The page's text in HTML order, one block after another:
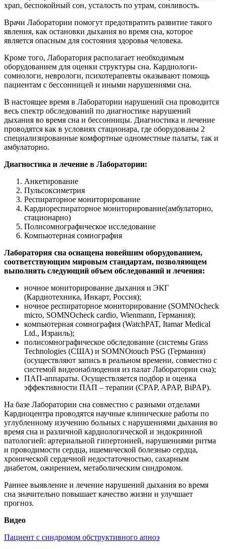
храп, беспокойный сон, усталость по утрам, сонливость.
Врачи Лаборатории помогут предотвратить развитие такого
явления, как остановки дыхания во время сна, которое
является опасным для состояния здоровья человека.
Кроме того, Лаборатория располагает необходимым
оборудованием для оценки структуры сна. Кардиологи-
сомнологи, неврологи, психотерапевты оказывают помощь
пациентам с бессонницей и иными нарушениями сна.
В настоящее время в Лаборатории нарушений сна проводится
весь спектр обследований по диагностике нарушений
дыхания во время сна и бессонницы. Диагностика и лечение
проводятся как в условиях стационара, где оборудованы 2
специализированные комфортные одноместные палаты, так и
амбулаторно.
Диагностика и лечение в Лаборатории:
Анкетирование
Пульсоксиметрия
Респираторное мониторирование
Кардиореспираторное мониторирование(амбулаторно,
стационарно)
Полисомнографическое исследование
Компьютерная сомнография
Лаборатория сна оснащена новейшим оборудованием,
соответствующим мировым стандартам, позволяющем
выполнять следующий объем обследований и лечения:
ночное мониторирование дыхания и ЭКГ
(Кардиотехника, Инкарт, Россия);
ночное респираторное мониторирование (SOMNOcheck
micro, SOMNOcheck cardio, Wienmann, Германия);
компьютерная сомнография (WatchPAT, Itamar Medical
Ltd., Израиль);
полисомнографическое обследование (системы Grass
Technologies (США) и SOMNOtouch PSG (Германия)
(осуществляют запись в реальном времени, совместно с
системой видеонаблюдения из палат Лаборатории сна);
ПАП-аппараты. Осуществляется подбор и оценка
эффективности ПАП – терапии (СPAP, APAP, BiPAP).
На базе Лаборатории сна совместно с разными отделами
Кардиоцентра проводятся научные клинические работы по
углубленному изучению больных с нарушениями дыхания во
время сна и различной кардиологической и эндокринной
патологией: артериальной гипертонией, нарушениями ритма
и проводимости сердца, ишемической болезнью сердца,
хронической сердечной недостаточностью, сахарным
диабетом, ожирением, метаболическим синдромом.
Раннее выявление и лечение нарушений дыхания во время
сна значительно повышает качество жизни и улучшает
прогноз.
Видео
Пациент с синдромом обструктивного апноэ